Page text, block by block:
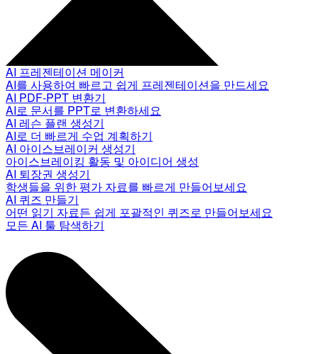
AI 프레젠테이션 메이커
AI를 사용하여 빠르고 쉽게 프레젠테이션을 만드세요
AI PDF-PPT 변환기
AI로 문서를 PPT로 변환하세요
AI 레슨 플랜 생성기
AI로 더 빠르게 수업 계획하기
AI 아이스브레이커 생성기
아이스브레이킹 활동 및 아이디어 생성
AI 퇴장권 생성기
학생들을 위한 평가 자료를 빠르게 만들어보세요
AI 퀴즈 만들기
어떤 읽기 자료든 쉽게 포괄적인 퀴즈로 만들어보세요
모든 AI 툴 탐색하기